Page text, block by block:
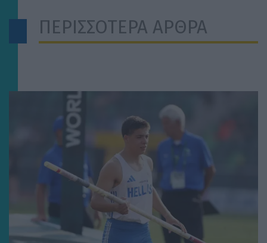
ΠΕΡΙΣΣΟΤΕΡΑ ΑΡΘΡΑ